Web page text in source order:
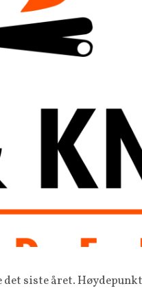
siste året.